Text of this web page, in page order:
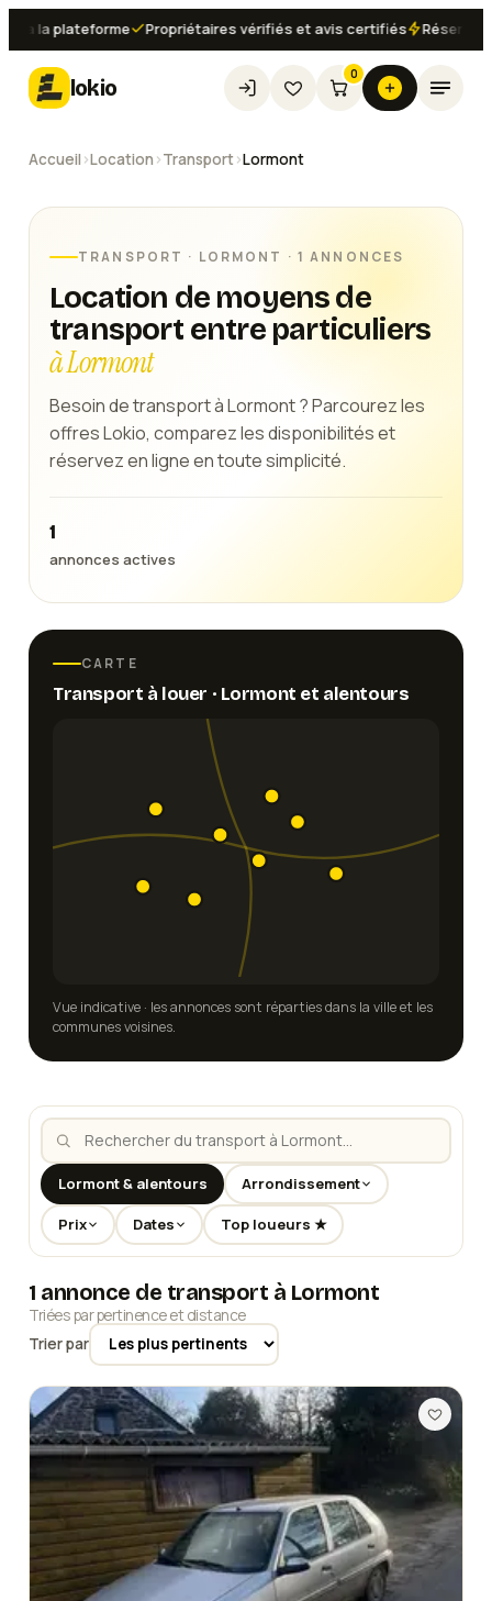
la plateforme Propriétaires vérifiés et avis certifiés Réservation
lokio
0
Accueil ›Location ›Transport ›Lormont
TRANSPORT · LORMONT · 1 ANNONCES
Location de moyens de
transport entre particuliers
à Lormont
Besoin de transport à Lormont ? Parcourez les
offres Lokio, comparez les disponibilités et
réservez en ligne en toute simplicité.
1
annonces actives
CARTE
Transport à louer · Lormont et alentours
Vue indicative · les annonces sont réparties dans la ville et les
communes voisines.
Lormont & alentours Arrondissement
Prix Dates Top loueurs ★
1 annonce de transport à Lormont
Triées par pertinence et distance
Trier par